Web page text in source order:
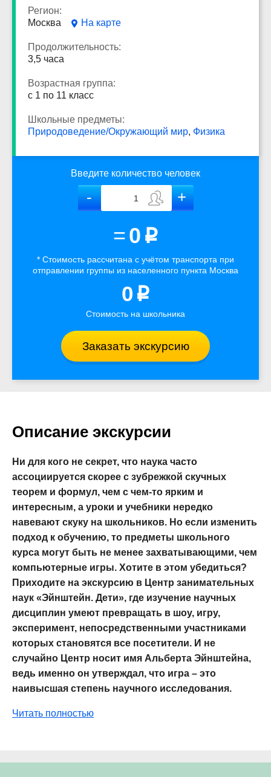
Регион:
Москва
На карте
Продолжительность:
3,5 часа
Возрастная группа:
с 1 по 11 класс
Школьные предметы:
Природоведение/Окружающий мир, Физика
Введите количество человек
=0 p
* Стоимость рассчитана с учётом транспорта при
отправлении группы из населенного пункта Москва
0 p
Стоимость на школьника
Заказать экскурсию
Описание экскурсии
Ни для кого не секрет, что наука часто
ассоциируется скорее с зубрежкой скучных
теорем и формул, чем с чем-то ярким и
интересным, а уроки и учебники нередко
навевают скуку на школьников. Но если изменить
подход к обучению, то предметы школьного
курса могут быть не менее захватывающими, чем
компьютерные игры. Хотите в этом убедиться?
Приходите на экскурсию в Центр занимательных
наук «Эйнштейн. Дети», где изучение научных
дисциплин умеют превращать в шоу, игру,
эксперимент, непосредственными участниками
которых становятся все посетители. И не
случайно Центр носит имя Альберта Эйнштейна,
ведь именно он утверждал, что игра – это
наивысшая степень научного исследования.
Читать полностью